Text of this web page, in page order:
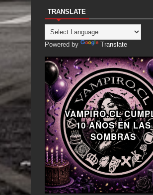
TRANSLATE
Powered by Translate
VAMPIRO.CL
10 AÑOS EN LAS
SOMBRAS